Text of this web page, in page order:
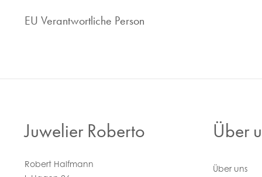
EU Verantwortliche Person
Juwelier Roberto
Robert Halfmann
Über
Über uns